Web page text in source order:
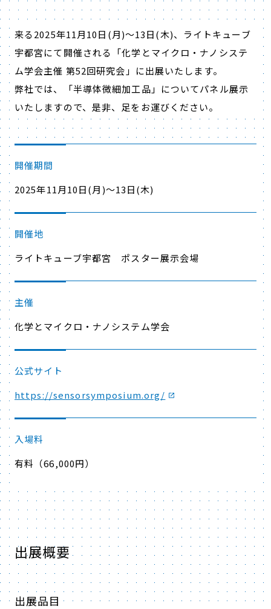
来る2025年11月10日(月)～13日(木)、
ライトキューブ
宇都宮にて開催される「化学とマイクロ・ナノシステ
ム学会主催 第52回研究会」に出展いたします。
弊社では、「半導体微細加工品」についてパネル展示
いたしますので、是非、足をお運びください。
開催期間
2025年11月10日(月)～13日(木)
開催地
ライトキューブ宇都宮 ポスター展示会場
主催
化学とマイクロ・ナノシステム学会
公式サイト
https://sensorsymposium.org/
入場料
有料（66,000円）
出展概要
出展品目